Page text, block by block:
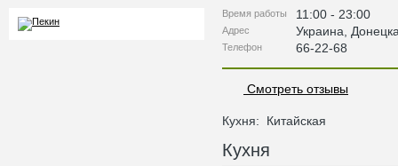
Время работы 11:00 - 23:00
Адрес Украина
Телефон 66-22-68
Смотреть отзывы
Кухня: Китайская
Кухня